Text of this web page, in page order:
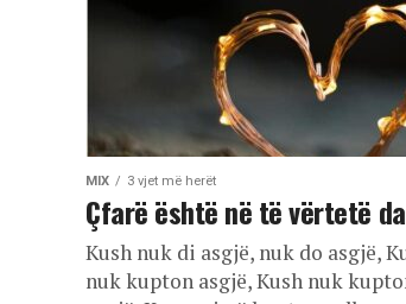
MIX 3 vjet më herët
Çfarë është në të vërtetë
Kush nuk di asgjë, nuk do asgjë,
nuk kupton asgjë, Kush nuk